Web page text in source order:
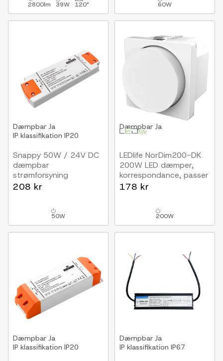
2800lm 39W 120° 60W
Dæmpbar Ja
IP klassifikation IP20
Snappy 50W / 24V DC
dæmpbar
strømforsyning
2.08A, IP20 indendørs
208 kr
50W
Dæmpbar Ja
LEDlife NorDim200-DK
200W LED dæmper,
korrespondance, passer
i FUGA
178 kr
200W
Dæmpbar Ja
IP klassifikation IP20
Dæmpbar Ja
IP klassifikation IP67